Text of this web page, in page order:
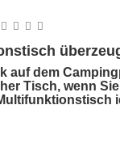
auf dem
Tisch, wenn